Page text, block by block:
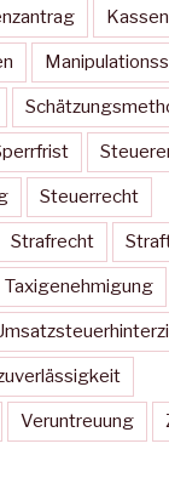
Steuerrecht
Strafrecht
Taxigenehmigung
Veruntreuung